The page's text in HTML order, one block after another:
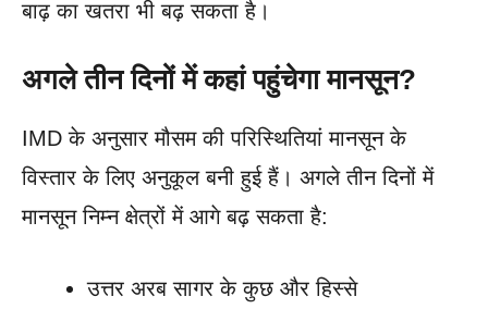
बाढ़ का खतरा भी बढ़ सकता है।
अगले तीन दिनों में कहां पहुंचेगा मानसून?
IMD के अनुसार मौसम की परिस्थितियां मानसून के
विस्तार के लिए अनुकूल बनी हुई हैं। अगले तीन दिनों में
मानसून निम्न क्षेत्रों में आगे बढ़ सकता है:
उत्तर अरब सागर के कुछ और हिस्से